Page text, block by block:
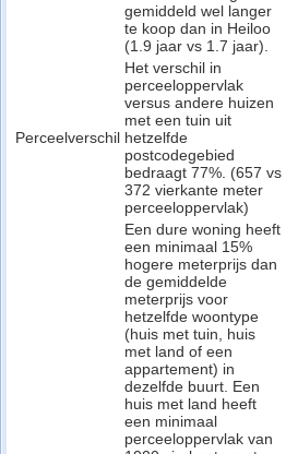
gemiddeld wel langer
te koop dan in Heiloo
(1.9 jaar vs 1.7 jaar).
Perceelverschil
Het verschil in
perceeloppervlak
versus andere huizen
met een tuin uit
hetzelfde
postcodegebied
bedraagt 77%. (657 vs
372 vierkante meter
perceeloppervlak)
Een dure woning heeft
een minimaal 15%
hogere meterprijs dan
de gemiddelde
meterprijs voor
hetzelfde woontype
(huis met tuin, huis
met land of een
appartement) in
dezelfde buurt. Een
huis met land heeft
een minimaal
perceeloppervlak van